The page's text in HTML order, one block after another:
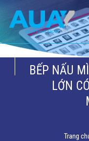
dung
BẾP NẤU
LỚN
Trang